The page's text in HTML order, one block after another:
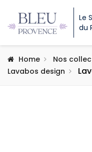
Le
du
Home Nos
Lavabos design